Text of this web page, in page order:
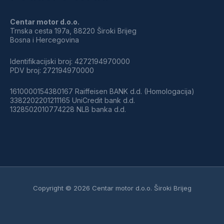
Centar motor d.o.o.
Trnska cesta 197a, 88220 Široki Brijeg
Bosna i Hercegovina
Identifikacijski broj: 4272194970000
PDV broj: 272194970000
1610000154380167 Raiffeisen BANK d.d. (Homologacija)
3382202201211165 UniCredit bank d.d.
1328502010774228 NLB banka d.d.
Copyright © 2026 Centar motor d.o.o. Široki Brijeg